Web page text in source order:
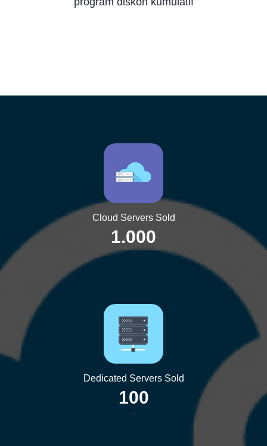
Cloud Servers Sold
1.000
+
Dedicated Servers Sold
100
+